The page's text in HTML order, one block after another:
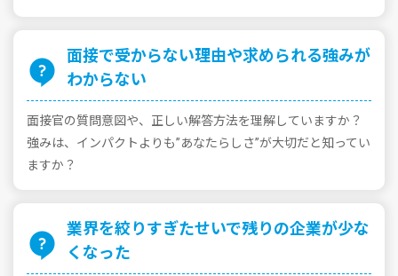
⾯接で受からない理由や求められる強みが
わからない
⾯接官の質問意図や、正しい解答⽅法を理解していますか？
強みは、インパクトよりも”あなたらしさ”が⼤切だと知ってい
ますか？
業界を絞りすぎたせいで残りの企業が少な
くなった